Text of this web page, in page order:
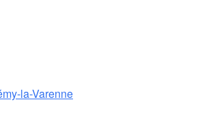
la-Varenne